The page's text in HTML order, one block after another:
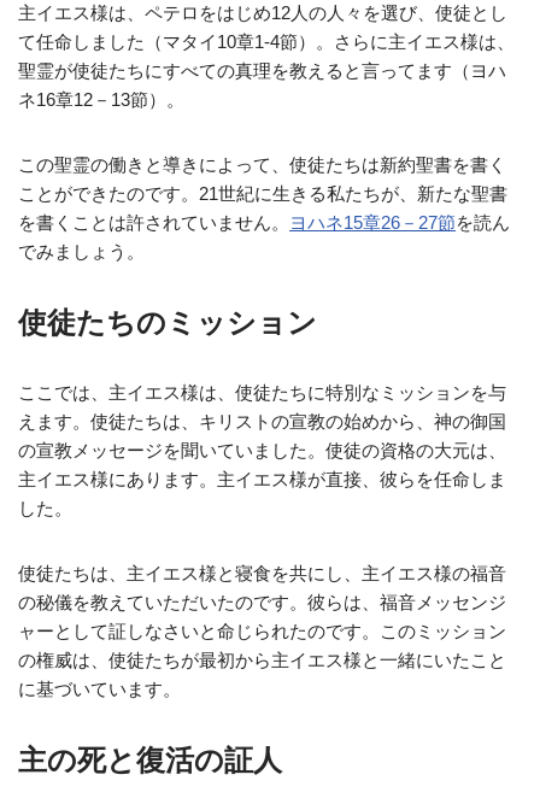
主イエス様は、ペテロをはじめ12人の人々を選び、使徒とし
て任命しました（マタイ10章1‐4節）。さらに主イエス様は、
聖霊が使徒たちにすべての真理を教えると言ってます（ヨハ
ネ16章12－13節）。
この聖霊の働きと導きによって、使徒たちは新約聖書を書く
ことができたのです。21世紀に生きる私たちが、新たな聖書
を書くことは許されていません。
ヨハネ15章26－27節を読ん
でみましょう。
使徒たちのミッション
ここでは、主イエス様は、使徒たちに特別なミッションを与
えます。使徒たちは、キリストの宣教の始めから、神の御国
の宣教メッセージを聞いていました。使徒の資格の大元は、
主イエス様にあります。主イエス様が直接、彼らを任命しま
した。
使徒たちは、主イエス様と寝食を共にし、主イエス様の福音
の秘儀を教えていただいたのです。彼らは、福音メッセンジ
ャーとして証しなさいと命じられたのです。このミッション
の権威は、使徒たちが最初から主イエス様と一緒にいたこと
に基づいています。
主の死と復活の証人